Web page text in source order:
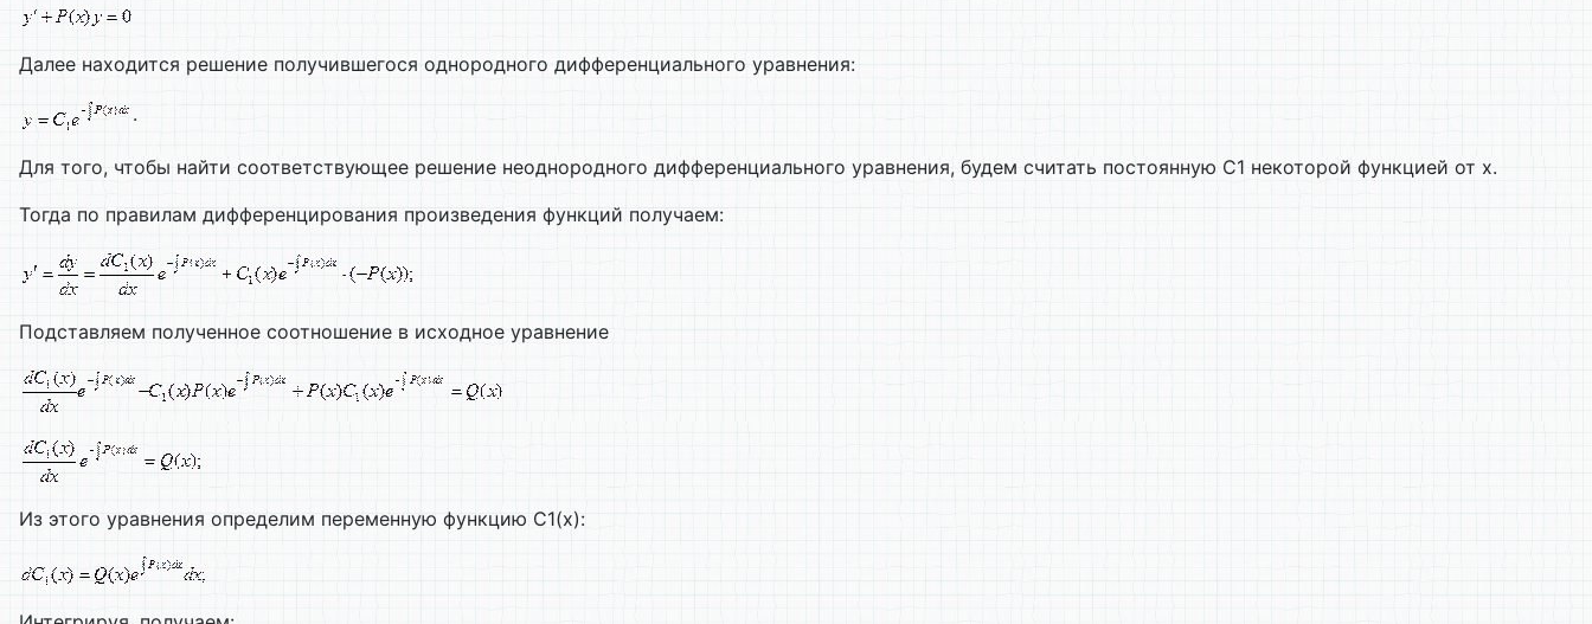
Далее находится решение получившегося однородного дифференциального уравнения:
.
Для того, чтобы найти соответствующее решение неоднородного дифференциального уравнения, будем считать постоянную С1 некоторой функцией от х.
Тогда по правилам дифференцирования произведения функций получаем:
Подставляем полученное соотношение в исходное уравнение
Из этого уравнения определим переменную функцию С1(х):